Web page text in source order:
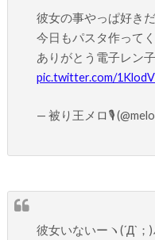
彼女の事やっぱ好きだ
今日もパスタ作ってく
ありがとう電子レン
pic.twitter.com/
— 被り王メロ🎙
彼女いないーヽ(´Д`；)